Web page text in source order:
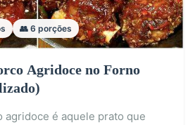
👥 6 porções
Agridoce no Forno
agridoce é aquele prato que